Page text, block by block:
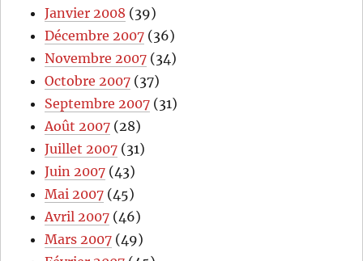
Janvier 2008 (39)
Décembre 2007 (36)
Novembre 2007 (34)
Octobre 2007 (37)
Septembre 2007 (31)
Août 2007 (28)
Juillet 2007 (31)
Juin 2007 (43)
Mai 2007 (45)
Avril 2007 (46)
Mars 2007 (49)